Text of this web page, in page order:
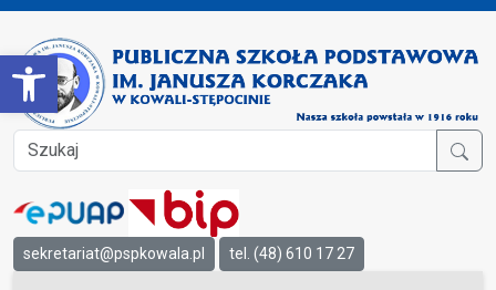
Open toolbar
sekretariat@pspkowala.pl tel. (48) 610 17 27